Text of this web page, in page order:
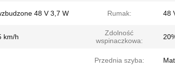
48 V 3,7 W Rumak: 48
km/h
Zdolność
wspinaczkowa:
Przednia szyba: